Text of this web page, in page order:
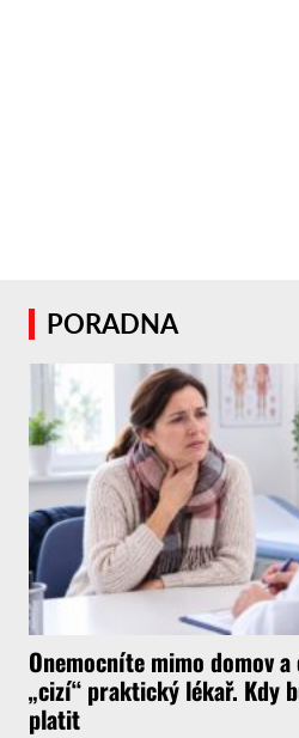
PORADNA
Onemocníte mimo domov
„cizí“ praktický lékař. Kdy
platit